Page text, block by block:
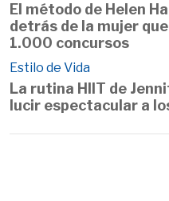
El método de Helen
detrás de la mujer
1.000 concursos
Estilo de Vida
La rutina HIIT de
lucir espectacular a